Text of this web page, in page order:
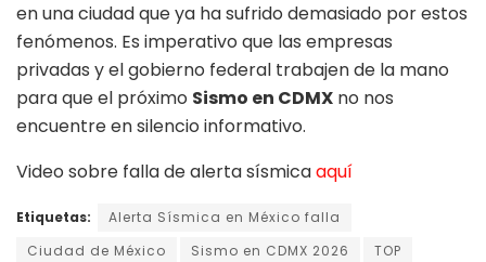
en una ciudad que ya ha sufrido demasiado por estos
fenómenos. Es imperativo que las empresas
privadas y el gobierno federal trabajen de la mano
para que el próximo Sismo en CDMX no nos
encuentre en silencio informativo.
Video sobre falla de alerta sísmicaaquí
Etiquetas:
Alerta Sísmica en México falla
Ciudad de México
Sismo en CDMX 2026 TOP